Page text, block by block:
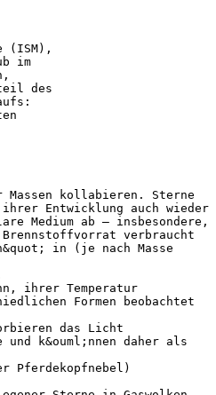
(ISM),
im
des
Massen kollabieren. Sterne
ihrer Entwicklung auch wieder
Medium ab – insbesondere,
verbraucht
in (je nach Masse
ihrer Temperatur
Formen beobachtet
das Licht
k&ouml;nnen daher als
Pferdekopfnebel)